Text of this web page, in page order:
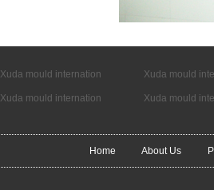
Xuda mould internation Xuda mould
Xuda mould internation Xuda mould
Home About Us